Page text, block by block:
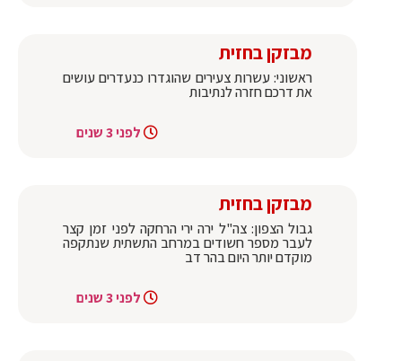
מבזקן בחזית
ראשוני: עשרות צעירים שהוגדרו כנעדרים עושים
את דרכם חזרה לנתיבות
לפני 3 שנים
מבזקן בחזית
גבול הצפון: צה"ל ירה ירי הרחקה לפני זמן קצר
לעבר מספר חשודים במרחב התשתית שנתקפה
מוקדם יותר היום בהר דב
לפני 3 שנים